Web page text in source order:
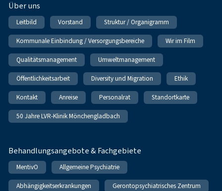
Über uns
Leitbild Vorstand Struktur / Organigramm
Kommunale Einbindung / Versorgungsbereiche Wir im Film
Qualitätsmanagement Umweltmanagement
Öffentlichkeitsarbeit Diversity und Migration Ethik
Kontakt Anreise Personalrat Standortkarte
50 Jahre LVR-Klinik Mönchengladbach
Behandlungsangebote & Fachgebiete
MentivO Allgemeine Psychiatrie
Abhängigkeitserkrankungen Gerontopsychiatrisches Zentrum